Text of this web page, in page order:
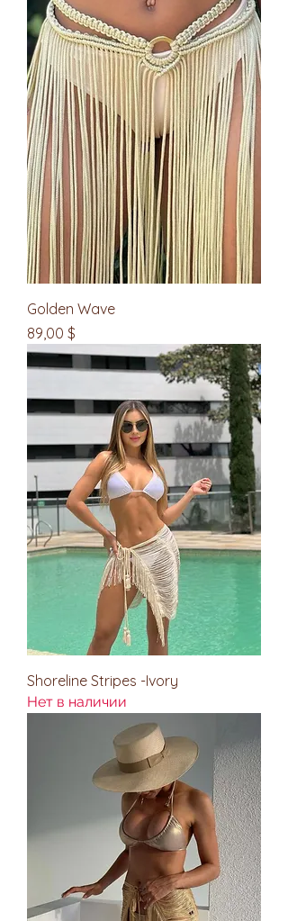
Golden Wave
Цена
89,00 $
Shoreline Stripes -Ivory
Нет в наличии